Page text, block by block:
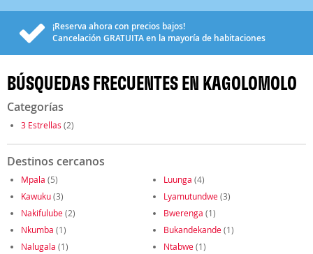
¡Reserva ahora con precios bajos!
Cancelación GRATUITAen la mayoría de habitaciones
BÚSQUEDAS FRECUENTES EN KAGOLOMOLO
Categorías
3 Estrellas (2)
Destinos cercanos
Mpala (5) Luunga (4)
Kawuku(3) Lyamutundwe(3)
Nakifulube(2) Bwerenga (1)
Nkumba (1) Bukandekande(1)
Nalugala (1) Ntabwe(1)